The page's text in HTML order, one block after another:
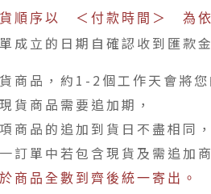
順序以 ＜付款時間＞ 為依
成立的日期自確認收到匯款
商品，約1-2個工作天會將您
貨商品需要追加期，
商品的追加到貨日不盡相同，
訂單中若包含現貨及需追加商
商品全數到齊後統一寄出。